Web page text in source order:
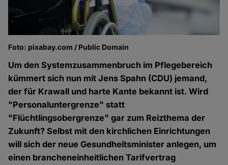
Foto: pixabay.com / Public Domain
Um den Systemzusammenbruch im Pflegebereich
kümmert sich nun mit Jens Spahn (CDU) jemand,
der für Krawall und harte Kante bekannt ist. Wird
"Personaluntergrenze" statt
"Flüchtlingsobergrenze" gar zum Reizthema der
Zukunft? Selbst mit den kirchlichen Einrichtungen
will sich der neue Gesundheitsminister anlegen, um
einen brancheneinheitlichen Tarifvertrag